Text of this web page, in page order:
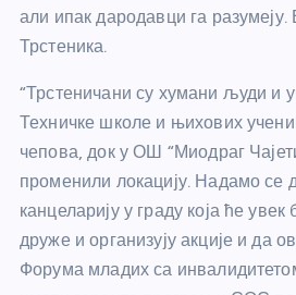
али ипак дародавци га
Трстеника.
“Трстеничани су хумани људи и
Техничке школе и њихових
чепова, док у ОШ “Миодраг
променили локацију. Надамо се
канцеларију у граду која ће
друже и организују акције и да
Форума младих са